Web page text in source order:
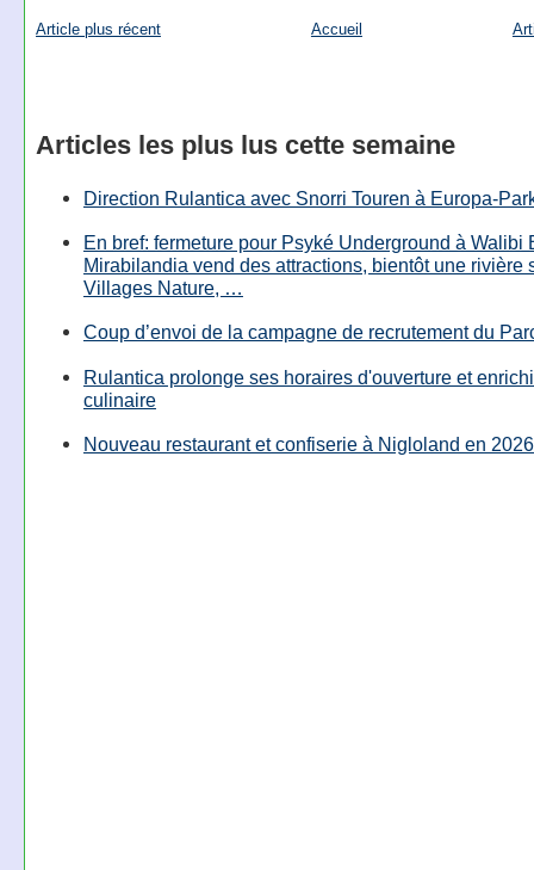
Article plus récent Accueil
Articles les plus lus cette semaine
Direction Rulantica avec Snorri Touren à Europa-
En bref: fermeture pour Psyké Underground à Walibi
Mirabilandia vend des attractions, bientôt une rivière
Villages Nature, …
Coup d’envoi de la campagne de recrutement du
Rulantica prolonge ses horaires d'ouverture et
culinaire
Nouveau restaurant et confiserie à Nigloland en 2026